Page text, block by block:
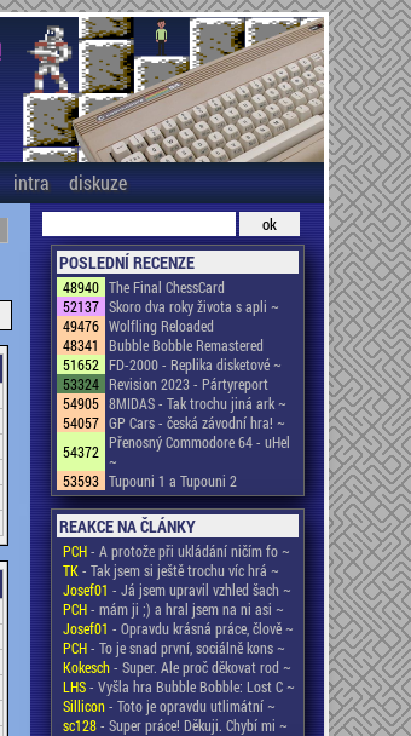
intra diskuze
POSLEDNÍ RECENZE
48940 The Final ChessCard
52137 Skoro dva roky života s apli ~
49476 Wolfling Reloaded
48341
Bubble Bobble Remastered
51652 FD-2000 - Replika disketové ~
53324 Revision 2023 - Pártyreport
54905 8MIDAS - Tak trochu jiná ark ~
54057 GP Cars - česká závodní hra! ~
54372 Přenosný Commodore 64 - uHel
~
53593 Tupouni 1 a Tupouni 2
REAKCE NA ČLÁNKY
PCH- A protože při ukládání ničím fo ~
TK- Tak jsem si ještě trochu víc hrá ~
Josef01 - Já jsem upravil vzhled šach ~
PCH- mám ji ;) a hral jsem na ni asi ~
Josef01 - Opravdu krásná práce, člově ~
PCH- To je snad první, sociálně kons ~
Kokesch- Super. Ale proč děkovat rod ~
LHS- Vyšla hra Bubble Bobble: Lost C ~
Sillicon- Toto je opravdu utlimátní ~
sc128- Super práce! Děkuji. Chybí mi ~